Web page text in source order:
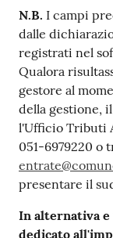
N.B. I campi
dalle
registrati nel
Qualora
gestore al
della gestione,
l'Ufficio Tributi
051-6979220 o
presentare il
In alternativa
dedicato